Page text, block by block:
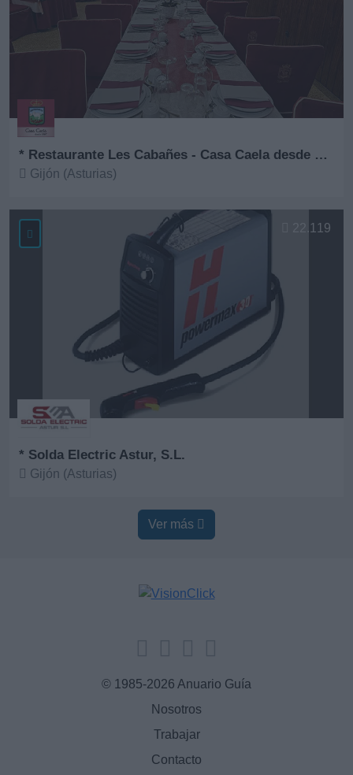
* Restaurante Les Cabañes - Casa Caela desde 1967
Gijón (Asturias)
* Solda Electric Astur, S.L.
Gijón (Asturias)
22.119
Ver más
© 1985-2026 Anuario Guía
Nosotros
Trabajar
Contacto